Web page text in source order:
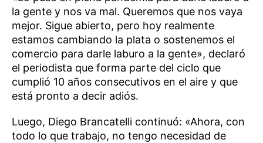
la gente y nos va mal. Queremos que nos vaya
mejor. Sigue abierto, pero hoy realmente
estamos cambiando la plata o sostenemos el
comercio para darle laburo a la gente», declaró
el periodista que forma parte del ciclo que
cumplió 10 años consecutivos en el aire y que
está pronto a decir adiós.
Luego, Diego Brancatelli continuó: «Ahora, con
todo lo que trabajo, no tengo necesidad de